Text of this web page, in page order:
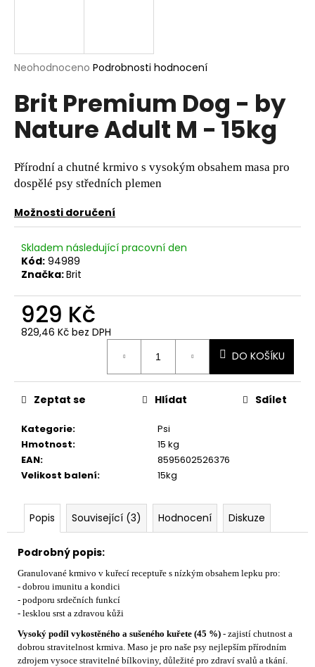
Průměrné
produktu
je
0,0
hvězdiček.
Neohodnoceno Podrobnosti hodnocení
Brit Premium Dog - by
Nature Adult M - 15kg
Přírodní a chutné krmivo s vysokým obsahem masa pro
dospělé psy středních plemen
Možnosti doručení
Skladem následující pracovní den
Kód: 94989
Značka:Brit
929 Kč
829,46 Kč bez DPH
DO KOŠÍKU
Kategorie:
Psi
Hmotnost:
15 kg
EAN:
8595602526376
Velikost balení: 15kg
Zeptat se Hlídat Sdílet
Popis Související (3) Hodnocení Diskuze
Podrobný popis:
Granulované krmivo v kuřecí receptuře s nízkým obsahem lepku pro:
- dobrou imunitu a kondici
- podporu srdečních funkcí
- lesklou srst a zdravou kůži
Vysoký podíl vykostěného a sušeného kuřete (45 %) - zajistí chutnost a
dobrou stravitelnost krmiva. Maso je pro naše psy nejlepším přírodním
zdrojem vysoce stravitelné bílkoviny, důležité pro zdraví svalů a tkání.
í
t
?
HLEDAT
D
o
p
o
u
u
m
e